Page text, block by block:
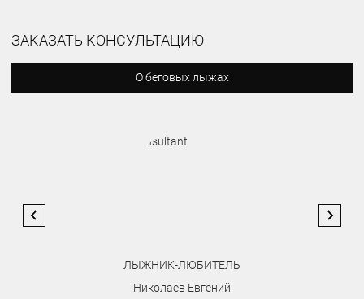
ЗАКАЗАТЬ КОНСУЛЬТАЦИЮ
О беговых лыжах
ЛЫЖНИК-ЛЮБИТЕЛЬ
Николаев Евгений